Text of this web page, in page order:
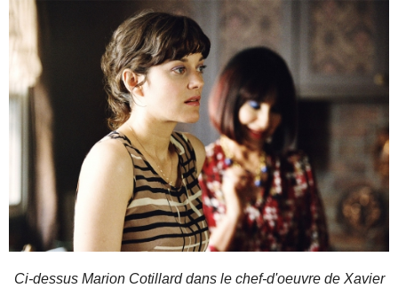
Ci-dessus Marion Cotillard dans le chef-d'oeuvre de Xavier